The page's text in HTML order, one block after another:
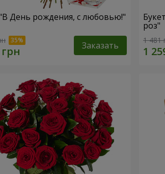
День рождения, с любовью!"
Заказать
роз"
1 481